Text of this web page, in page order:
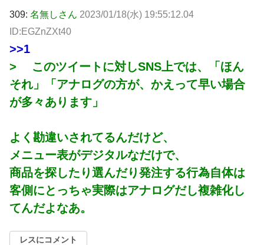
309: 名無しさん 2023/01/18(水) 19:55:12.04
ID:EGZnZXt40
>>1
> このツイートに対しSNS上では、「ほん
それ」「アナログの方が、かえって早い場合
が多々あります」
よく勘違いされてるんだけど、
メニュー表がデジタルなだけで、
商品を探したり選んだり発注する行為自体は
客側にとっちゃ実際はアナログだし複雑化し
てんだよなあ。
レスにコメント